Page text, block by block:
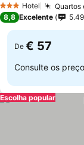
3 EstrelasHotel Quartos
8,8 Excelente
De € 57
Consulte os
Escolha popular